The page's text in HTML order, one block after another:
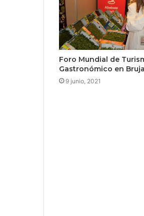
Foro Mundial de
Gastronómico en
9 junio, 2021